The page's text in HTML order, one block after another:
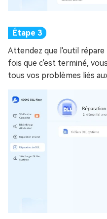
Attendez que l'outil
fois que c'est terminé,
tous vos problèmes liés